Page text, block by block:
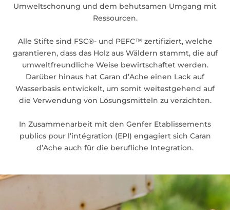
Umweltschonung und dem behutsamen Umgang mit
Ressourcen.
Alle Stifte sind FSC®- und PEFC™ zertifiziert, welche
garantieren, dass das Holz aus Wäldern stammt, die auf
umweltfreundliche Weise bewirtschaftet werden.
Darüber hinaus hat Caran d’Ache einen Lack auf
Wasserbasis entwickelt, um somit weitestgehend auf
die Verwendung von Lösungsmitteln zu verzichten.
In Zusammenarbeit mit den Genfer Etablissements
publics pour l’intégration (EPI) engagiert sich Caran
d’Ache auch für die berufliche Integration.